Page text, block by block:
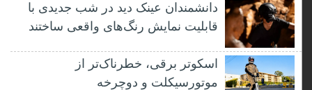
دانشمندان عینک دید در شب جدیدی با
قابلیت نمایش رنگ‌های واقعی ساختند
اسکوتر برقی، خطرناک‌تر از
موتورسیکلت و دوچرخه